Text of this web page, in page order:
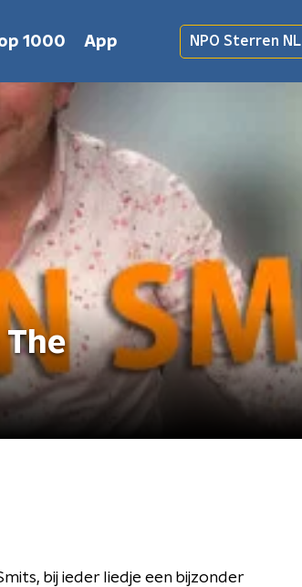
1000 App NPO Sterren NL
bij ieder liedje een bijzonder